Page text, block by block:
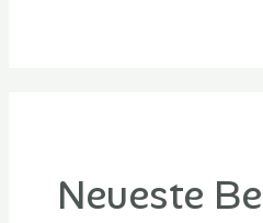
Neueste